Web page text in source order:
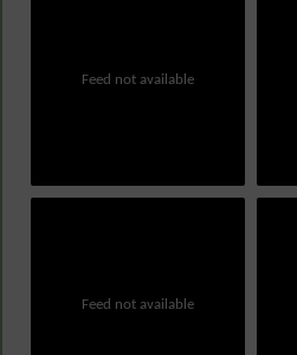
Feed not available
Feed not available